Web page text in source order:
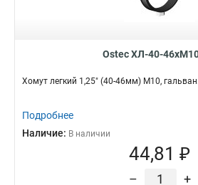
Ostec ХЛ-40-
Хомут легкий 1,25" (40-46мм) М10,
Подробнее
Наличие: В наличии
44,81 ₽
– +